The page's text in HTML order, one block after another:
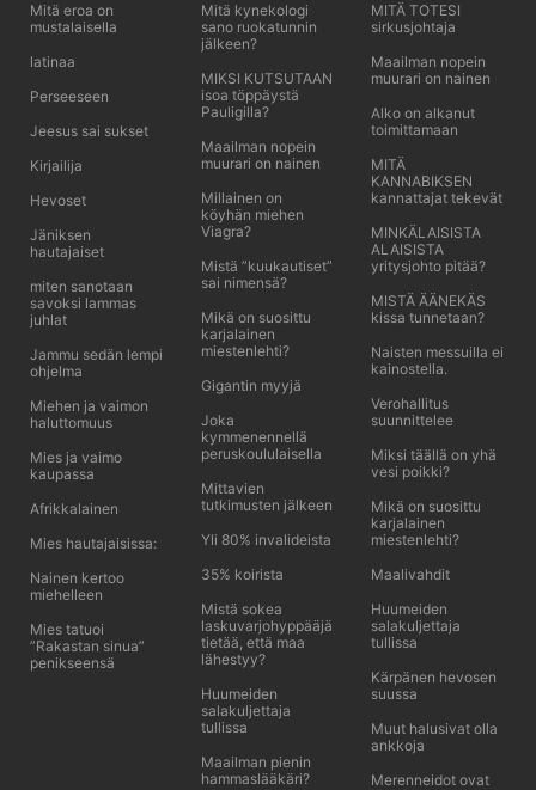
Mitä eroa on
mustalaisella
latinaa
Perseeseen
Jeesus sai sukset
Kirjailija
Hevoset
Jäniksen
hautajaiset
miten sanotaan
savoksi lammas
juhlat
Jammu sedän lempi
ohjelma
Miehen ja vaimon
haluttomuus
Mies ja vaimo
kaupassa
Afrikkalainen
Mies hautajaisissa:
Nainen kertoo
miehelleen
Mies tatuoi
”Rakastan sinua”
penikseensä
Mitä kynekologi
sano ruokatunnin
jälkeen?
MIKSI KUTSUTAAN
isoa töppäystä
Pauligilla?
Maailman nopein
muurari on nainen
Millainen on
köyhän miehen
Viagra?
Mistä ”kuukautiset”
sai nimensä?
Mikä on suosittu
karjalainen
miestenlehti?
Gigantin myyjä
Joka
kymmenennellä
peruskoululaisella
Mittavien
tutkimusten jälkeen
Yli 80% invalideista
35% koirista
Mistä sokea
laskuvarjohyppääjä
tietää, että maa
lähestyy?
Huumeiden
salakuljettaja
tullissa
Maailman pienin
hammaslääkäri?
MITÄ TOTESI
sirkusjohtaja
Maailman nopein
muurari on nainen
Alko on alkanut
toimittamaan
MITÄ
KANNABIKSEN
kannattajat tekevät
MINKÄLAISISTA
ALAISISTA
yritysjohto pitää?
MISTÄ ÄÄNEKÄS
kissa tunnetaan?
Naisten messuilla ei
kainostella.
Verohallitus
suunnittelee
Miksi täällä on yhä
vesi poikki?
Mikä on suosittu
karjalainen
miestenlehti?
Maalivahdit
Huumeiden
salakuljettaja
tullissa
Kärpänen hevosen
suussa
Muut halusivat olla
ankkoja
Merenneidot ovat